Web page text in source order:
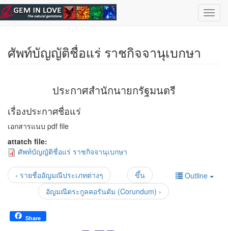
ข้ามไปยังเนื้อหาหลัก
เลือกอัญมณี English
ศัพท์บัญญัติชื่อแร่ ราชกิจจานุเบกษา
ประกาศสำนักนายกรัฐมนตรี
เรื่องประกาศชื่อแร่
เอกสารแนบ pdf file
attatch file:
ศัพท์บัญญัติชื่อแร่ ราชกิจจานุเบกษา
Outline
‹ รายชื่ออัญมณีประเภทต่างๆ
ขึ้น
อัญมณีตระกูลคอรันดัม (Corundum) ›
Share